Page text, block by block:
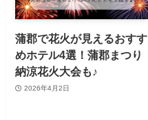
蒲郡で花火が見えるおすす
めホテル4選！蒲郡まつり
納涼花火大会も♪
2026年4月2日